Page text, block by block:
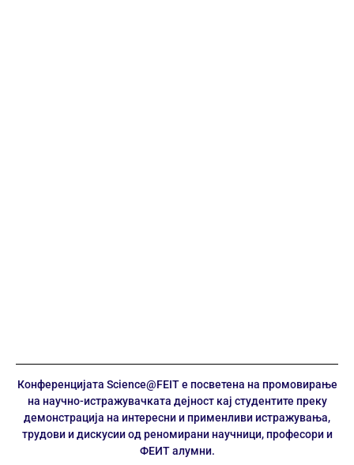
Конференцијата Science@FEIT е посветена на промовирање
на научно-истражувачката дејност кај студентите преку
демонстрација на интересни и применливи истражувања,
трудови и дискусии од реномирани научници, професори и
ФЕИТ алумни.